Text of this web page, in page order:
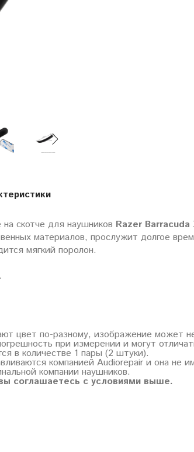
на скотче для наушников Razer Barracuda
материалов, прослужит долгое
мягкий поролон.
цвет по-разному, изображение может
при измерении и могут
в количестве 1 пары (2 штуки).
компанией Audiorepair и она не
компании наушников.
соглашаетесь с условиями выше.